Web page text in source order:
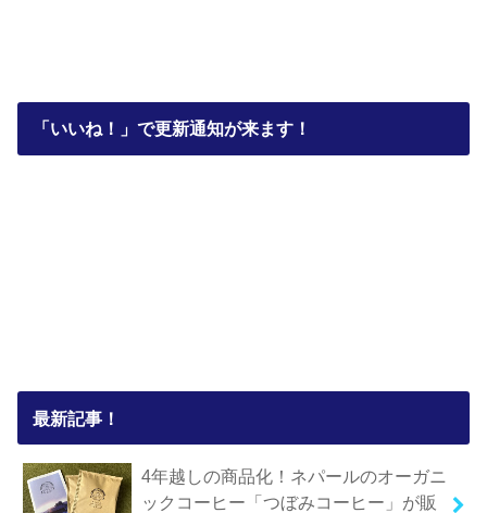
「いいね！」で更新通知が来ます！
最新記事！
4年越しの商品化！ネパールのオーガニ
ックコーヒー「つぼみコーヒー」が販